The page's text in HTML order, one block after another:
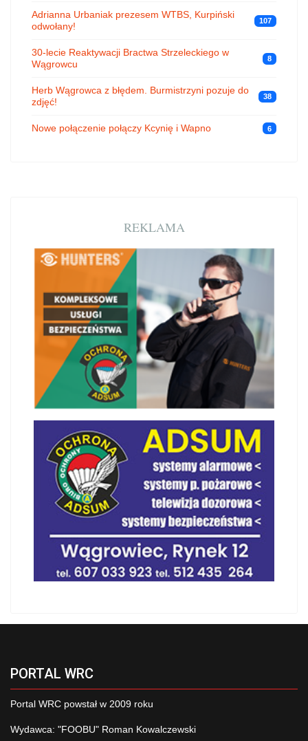
Adrianna Urbaniak prezesem WTBS, Kurpiński
odwołany!
107
30-lecie Reaktywacji Bractwa Strzeleckiego w
Wągrowcu
8
Herb Wągrowca z błędem. Burmistrzyni pozuje do
zdjęć!
38
Nowe połączenie połączy Kcynię i Wapno 6
REKLAMA
PORTAL WRC
Portal WRC powstał w 2009 roku
Wydawca: "FOOBU" Roman Kowalczewski